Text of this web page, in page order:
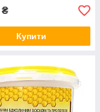
₴
Купити